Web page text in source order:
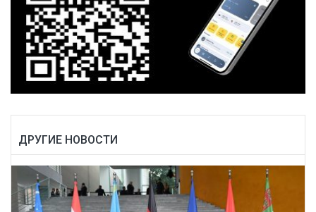
ДРУГИЕ НОВОСТИ